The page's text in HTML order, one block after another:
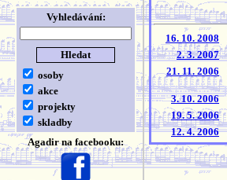
Vyhledávání:
osoby
akce
projekty
skladby
Agadir na facebooku:
16. 10. 2008
2. 3. 2007
21. 11. 2006
3. 10. 2006
19. 5. 2006
12. 4. 2006